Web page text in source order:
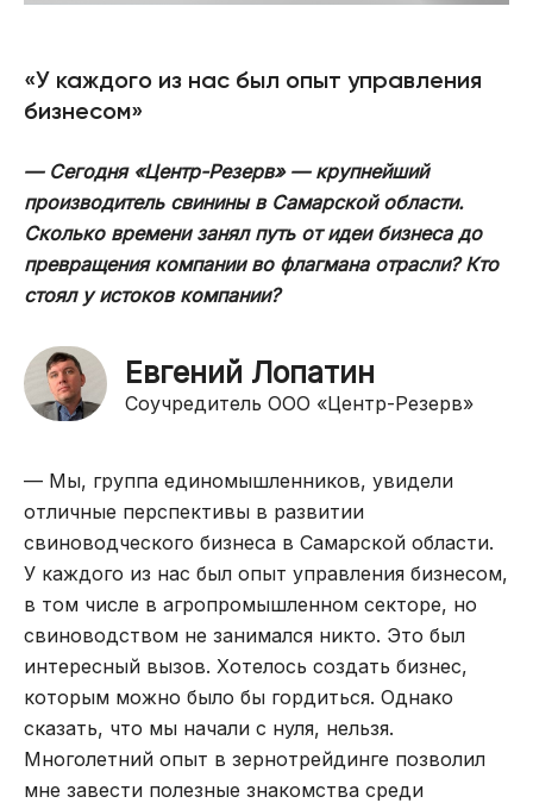
«У каждого из нас был опыт управления
бизнесом»
— Сегодня «Центр-Резерв» — крупнейший
производитель свинины в Самарской области.
Сколько времени занял путь от идеи бизнеса до
превращения компании во флагмана отрасли? Кто
стоял у истоков компании?
Евгений Лопатин
Соучредитель ООО «Центр-Резерв»
— Мы, группа единомышленников, увидели
отличные перспективы в развитии
свиноводческого бизнеса в Самарской области.
У каждого из нас был опыт управления бизнесом,
в том числе в агропромышленном секторе, но
свиноводством не занимался никто. Это был
интересный вызов. Хотелось создать бизнес,
которым можно было бы гордиться. Однако
сказать, что мы начали с нуля, нельзя.
Многолетний опыт в зернотрейдинге позволил
мне завести полезные знакомства среди